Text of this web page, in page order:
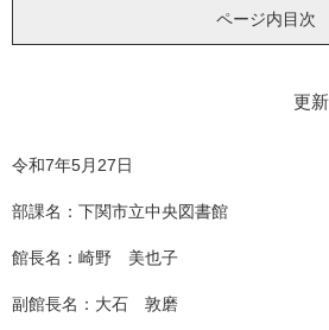
ページ内目次
更
令和7年5月27日
部課名：下関市立中央図書館
館長名：崎野 美也子
副館長名：大石 敦磨